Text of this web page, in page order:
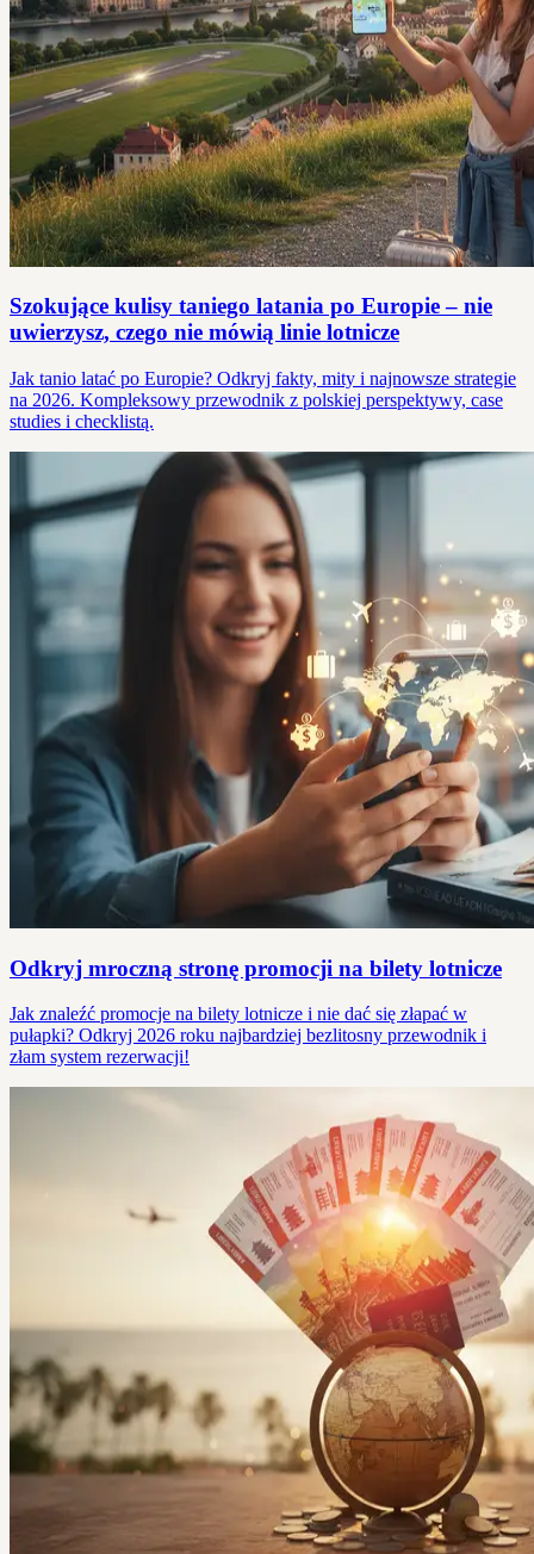
Szokujące kulisy taniego latania po Europie – nie
uwierzysz, czego nie mówią linie lotnicze
Jak tanio latać po Europie? Odkryj fakty, mity i najnowsze strategie
na 2026. Kompleksowy przewodnik z polskiej perspektywy, case
studies i checklistą.
Odkryj mroczną stronę promocji na bilety lotnicze
Jak znaleźć promocje na bilety lotnicze i nie dać się złapać w
pułapki? Odkryj 2026 roku najbardziej bezlitosny przewodnik i
złam system rezerwacji!